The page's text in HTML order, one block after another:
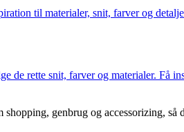
til materialer, snit, farver og
rette snit, farver og materialer. Få
genbrug og accessorizing, så